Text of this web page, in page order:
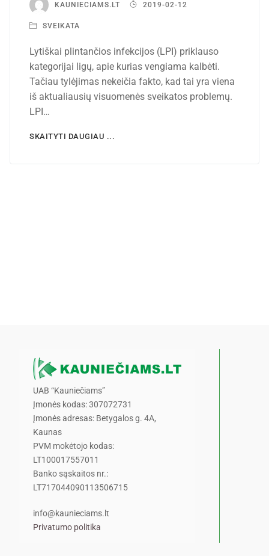
KAUNIECIAMS.LT 2019-02-12
SVEIKATA
Lytiškai plintančios infekcijos (LPI) priklauso
kategorijai ligų, apie kurias vengiama kalbėti.
Tačiau tylėjimas nekeičia fakto, kad tai yra viena
iš aktualiausių visuomenės sveikatos problemų.
LPI…
SKAITYTI DAUGIAU ...
UAB “Kauniečiams”
Įmonės kodas: 307072731
Įmonės adresas: Betygalos g. 4A,
Kaunas
PVM mokėtojo kodas:
LT100017557011
Banko sąskaitos nr.:
LT717044090113506715
info@kaunieciams.lt
Privatumo politika